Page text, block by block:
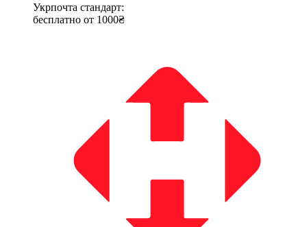
Укрпочта стандарт:
бесплатно от 1000₴